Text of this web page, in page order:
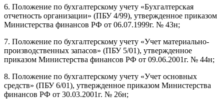
6. Положение по бухгалтерскому учету «Бухгалтерская
отчетность организации» (ПБУ 4/99), утвержденное приказом
Министерства финансов РФ от 06.07.1999г. № 43н;
7. Положение по бухгалтерскому учету «Учет материально-
производственных запасов» (ПБУ 5/01), утвержденное
приказом Министерства финансов РФ от 09.06.2001г. № 44н;
8. Положение по бухгалтерскому учету «Учет основных
средств» (ПБУ 6/01), утвержденное приказом Министерства
финансов РФ от 30.03.2001г. № 26н;